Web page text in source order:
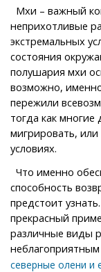
Мхи – важный
неприхотливые
экстремальных
состояния
полушария мхи
возможно,
пережили
тогда как
мигрировать,
условиях.
Что именно
способность
предстоит
прекрасный
различные виды
северные олени и